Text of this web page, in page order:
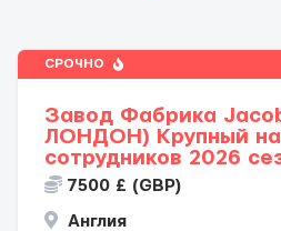
СРОЧНО
Завод Фабрика
ЛОНДОН) Крупный
сотрудников 2026
7500 £ (GBP)
Англия